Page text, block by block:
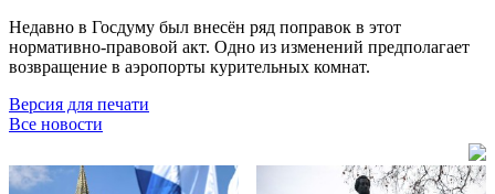
Недавно в Госдуму был внесён ряд поправок в этот
нормативно-правовой акт. Одно из изменений предполагает
возвращение в аэропорты курительных комнат.
Версия для печати
Все новости